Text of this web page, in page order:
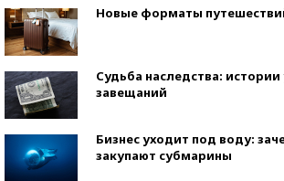
Новые форматы
Судьба наследства:
завещаний
Бизнес уходит под воду:
закупают субмарины